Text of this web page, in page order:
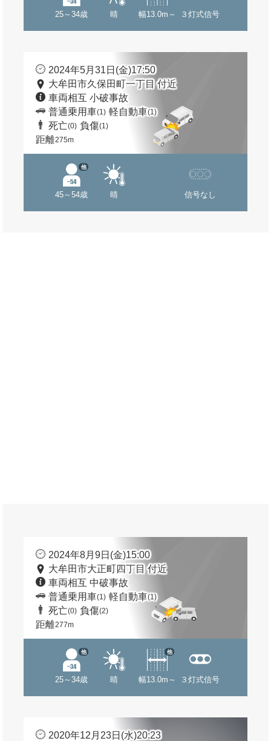
25～34歳 晴 幅13.0m～ ３灯式信号
2024年5月31日(金)17:50
大牟田市久保田町一丁目 付近
車両相互 小破事故
普通乗用車(1) 軽自動車(1)
死亡(0) 負傷(1)
距離275m
45～54歳
他
晴 信号なし
2024年8月9日(金)15:00
大牟田市大正町四丁目 付近
車両相互 中破事故
普通乗用車(1) 軽自動車(1)
死亡(0) 負傷(2)
距離277m
25～34歳
他
晴 幅13.0m～
他
３灯式信号
2020年12月23日(水)20:23